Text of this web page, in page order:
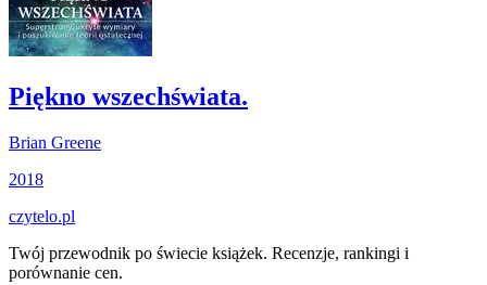
Piękno wszechświata.
Brian Greene
2018
czytelo.pl
Twój przewodnik po świecie książek. Recenzje, rankingi i
porównanie cen.